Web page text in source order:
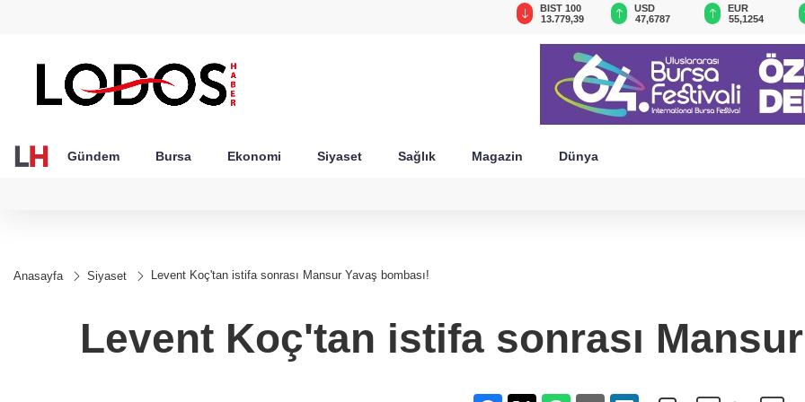
BIST 100
13.779,39
USD
47,6787
EUR
55,1254
Gündem Bursa Ekonomi Siyaset Sağlık Magazin Dünya
Anasayfa Siyaset Levent Koç'tan istifa sonrası Mansur Yavaş bombası!
Levent Koç'tan istifa sonrası